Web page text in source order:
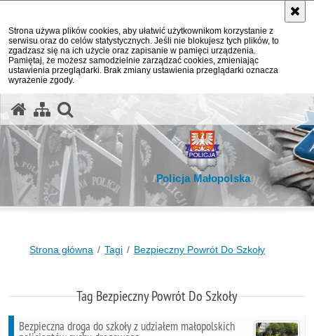
Strona używa plików cookies, aby ułatwić użytkownikom korzystanie z
serwisu oraz do celów statystycznych. Jeśli nie blokujesz tych plików, to
zgadzasz się na ich użycie oraz zapisanie w pamięci urządzenia.
Pamiętaj, że możesz samodzielnie zarządzać cookies, zmieniając
ustawienia przeglądarki. Brak zmiany ustawienia przeglądarki oznacza
wyrażenie zgody.
Policja Małopolska
Strona główna Tagi Bezpieczny Powrót Do Szkoły
Tag Bezpieczny Powrót Do Szkoły
Bezpieczna droga do szkoły z udziałem małopolskich